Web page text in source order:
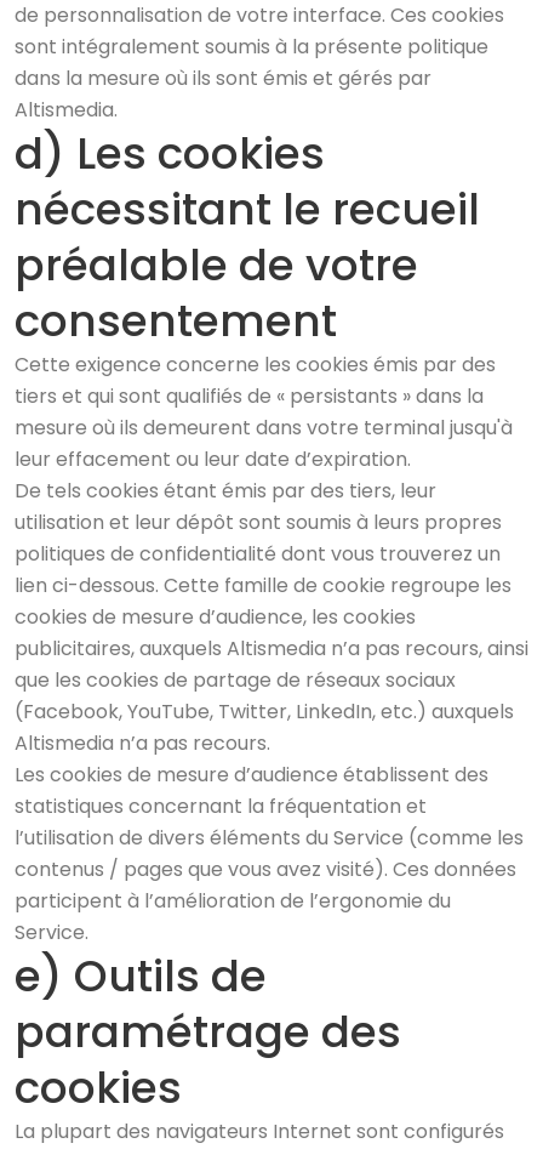
de personnalisation de votre interface. Ces cookies
sont intégralement soumis à la présente politique
dans la mesure où ils sont émis et gérés par
Altismedia.
d) Les cookies
nécessitant le recueil
préalable de votre
consentement
Cette exigence concerne les cookies émis par des
tiers et qui sont qualifiés de « persistants » dans la
mesure où ils demeurent dans votre terminal jusqu'à
leur effacement ou leur date d’expiration.
De tels cookies étant émis par des tiers, leur
utilisation et leur dépôt sont soumis à leurs propres
politiques de confidentialité dont vous trouverez un
lien ci-dessous. Cette famille de cookie regroupe les
cookies de mesure d’audience, les cookies
publicitaires, auxquels Altismedia n’a pas recours, ainsi
que les cookies de partage de réseaux sociaux
(Facebook, YouTube, Twitter, LinkedIn, etc.) auxquels
Altismedia n’a pas recours.
Les cookies de mesure d’audience établissent des
statistiques concernant la fréquentation et
l’utilisation de divers éléments du Service (comme les
contenus / pages que vous avez visité). Ces données
participent à l’amélioration de l’ergonomie du
Service.
e) Outils de
paramétrage des
cookies
La plupart des navigateurs Internet sont configurés